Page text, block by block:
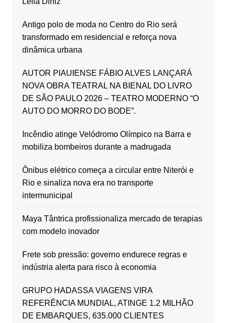
Antigo polo de moda no Centro do Rio será
transformado em residencial e reforça nova
dinâmica urbana
AUTOR PIAUIENSE FÁBIO ALVES LANÇARÁ
NOVA OBRA TEATRAL NA BIENAL DO LIVRO
DE SÃO PAULO 2026 – TEATRO MODERNO “O
AUTO DO MORRO DO BODE”.
Incêndio atinge Velódromo Olímpico na Barra e
mobiliza bombeiros durante a madrugada
Ônibus elétrico começa a circular entre Niterói e
Rio e sinaliza nova era no transporte
intermunicipal
Maya Tântrica profissionaliza mercado de terapias
com modelo inovador
Frete sob pressão: governo endurece regras e
indústria alerta para risco à economia
GRUPO HADASSA VIAGENS VIRA
REFERÊNCIA MUNDIAL, ATINGE 1.2 MILHÃO
DE EMBARQUES, 635.000 CLIENTES